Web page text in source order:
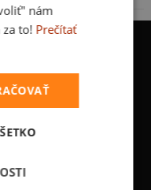
nám
to! Prečítať